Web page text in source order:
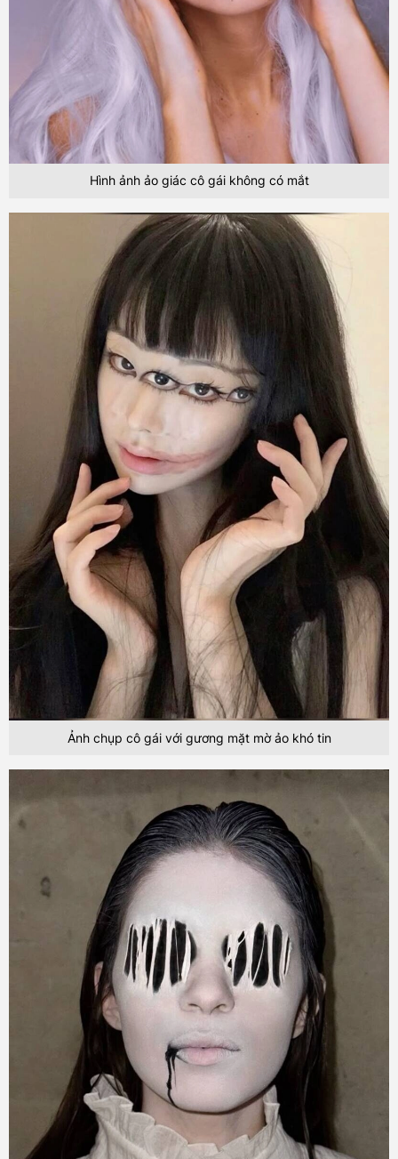
Hình ảnh ảo giác cô gái không có mắt
Ảnh chụp cô gái với gương mặt mờ ảo khó tin